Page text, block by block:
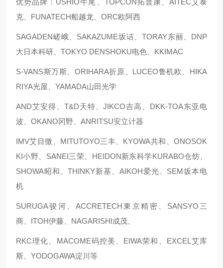
优势品牌：USHIO牛尾、TOPCON拓普康、AITEC艾泰
克、FUNATECH船越龙、ORC欧阿西
SAGADEN嵯峨、SAKAZUME坂诘、TORAY东丽、DNP
大日本科研、TOKYO DENSHOKU电色、KKIMAC
S-VANS斯万斯、ORIHARA折原、LUCEO鲁机欧、HIKA
RIYA光屋、YAMADA山田光学
AND艾安得、T&D天特、JIKCO吉高、DKK-TOA东亚电
波、OKANO冈野、ANRITSU安立计器
IMV艾目微、MITUTOYO三丰、KYOWA共和、ONOSOK
KI小野、SANEI三荣、HEIDON新东科学KURABO仓纺、
SHOWA昭和、THINKY新基、AIKOH爱光、SEM坂本电
机
SURUGA骏河、ACCRETECH東京精密、SANSYO三
商、ITOH伊藤、NAGARISHI成茂、
RKC理化、MACOME码控美、EIWA荣和、EXCEL艾库
斯、YODOGAWA淀川等